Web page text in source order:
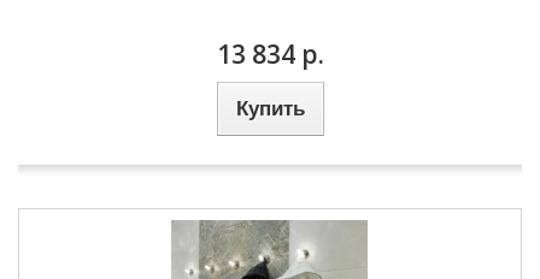
13 834 р.
Купить